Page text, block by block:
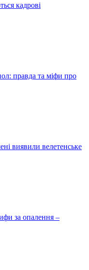
кадрові
правда та міфи про
виявили велетенське
за опалення –